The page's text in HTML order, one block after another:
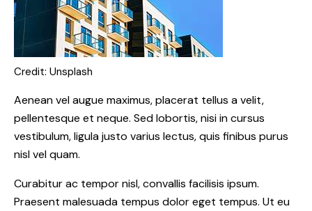
Credit: Unsplash
Aenean vel augue maximus, placerat tellus a velit,
pellentesque et neque. Sed lobortis, nisi in cursus
vestibulum, ligula justo varius lectus, quis finibus purus
nisl vel quam.
Curabitur ac tempor nisl, convallis facilisis ipsum.
Praesent malesuada tempus dolor eget tempus. Ut eu